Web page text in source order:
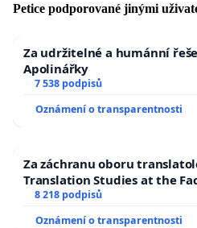
Petice podporované jinými
Za udržitelné a humánní
Apolinářky
7 538 podpisů
Oznámení o transparentnosti
Za záchranu oboru
Translation Studies at the
University
8 218 podpisů
Oznámení o transparentnosti